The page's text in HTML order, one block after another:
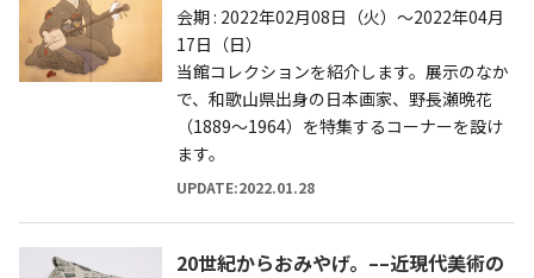
会期 : 2022年02月08日（火）～2022年04月
17日（日）
当館コレクションを紹介します。展示のなか
で、和歌山県出身の日本画家、野長瀬晩花
（1889〜1964）を特集するコーナーを設け
ます。
UPDATE:2022.01.28
20世紀からおみやげ。––近現代美術の